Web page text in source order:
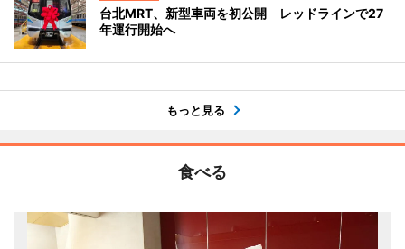
台北MRT、新型車両を初公開 レッドラインで27
年運行開始へ
もっと見る
食べる